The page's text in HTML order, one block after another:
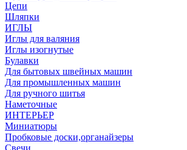
Цепи
Шляпки
ИГЛЫ
Иглы для валяния
Иглы изогнутые
Булавки
Для бытовых швейных машин
Для промышленных машин
Для ручного шитья
Наметочные
ИНТЕРЬЕР
Миниатюры
Пробковые доски,органайзеры
Свечи